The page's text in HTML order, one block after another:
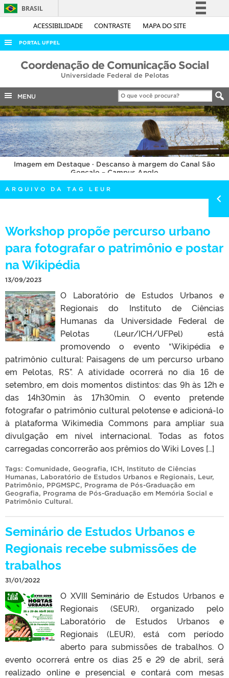
ACESSIBILIDADE CONTRASTE MAPA DO SITE
BRASIL
Simplifique!
Acesso à informação
Legislação
Canais
PORTAL UFPEL
ACESSO À INFORMAÇÃO
COBALTO
CONCURSOS
EDITAIS
INTERNACIONAL
OUVIDORIA
PORTARIAS
TELEFONES
Coordenação de Comunicação Social
Universidade Federal de Pelotas
MENU
Imagem em Destaque · Descanso à margem do Canal São
Gonçalo – Campus Anglo
ARQUIVO DA TAG LEUR
Workshop propõe percurso urbano
para fotografar o patrimônio e postar
na Wikipédia
13/09/2023
O Laboratório de Estudos Urbanos e
Regionais do Instituto de Ciências
Humanas da Universidade Federal de
Pelotas (Leur/ICH/UFPel) está
promovendo o evento “Wikipédia e
patrimônio cultural: Paisagens de um percurso urbano
em Pelotas, RS”. A atividade ocorrerá no dia 16 de
setembro, em dois momentos distintos: das 9h às 12h e
das 14h30min às 17h30min. O evento pretende
fotografar o patrimônio cultural pelotense e adicioná-lo
à plataforma Wikimedia Commons para ampliar sua
divulgação em nível internacional. Todas as fotos
carregadas concorrerão aos prêmios do Wiki Loves […]
Tags: Comunidade, Geografia, ICH, Instituto de Ciências
Humanas, Laboratório de Estudos Urbanos e Regionais, Leur,
Patrimônio, PPGMSPC, Programa de Pós-Graduação em
Geografia, Programa de Pós-Graduação em Memória Social e
Patrimônio Cultural.
Seminário de Estudos Urbanos e
Regionais recebe submissões de
trabalhos
31/01/2022
O XVIII Seminário de Estudos Urbanos e
Regionais (SEUR), organizado pelo
Laboratório de Estudos Urbanos e
Regionais (LEUR), está com período
aberto para submissões de trabalhos. O
evento ocorrerá entre os dias 25 e 29 de abril, será
realizado online e presencial e contará com mesas